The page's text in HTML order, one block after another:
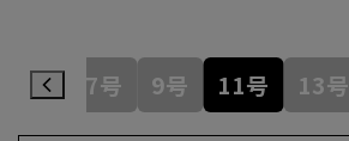
7号 9号 11号 13号